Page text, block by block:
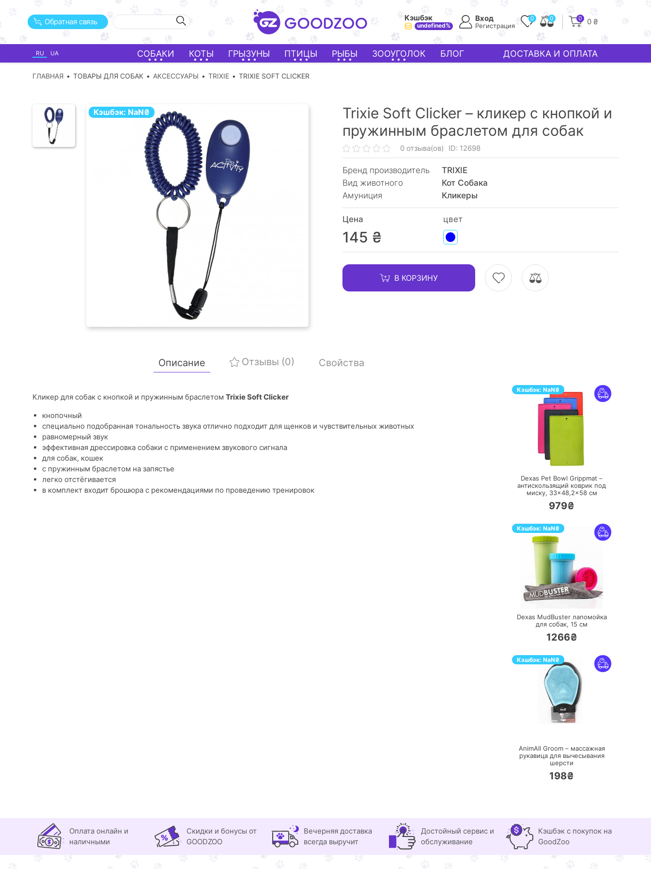
Обратная связь Кэшбэк
undefined%
Вход
Регистрация
0 0 0 0 ₴
RU UA СОБАКИ КОТЫ ГРЫЗУНЫ ПТИЦЫ РЫБЫ ЗООУГОЛОК БЛОГ ДОСТАВКА И ОПЛАТА
ГЛАВНАЯ ТОВАРЫ ДЛЯ СОБАК АКСЕССУАРЫ TRIXIE TRIXIE SOFT CLICKER
Кэшбэк: NaN₴
Trixie Soft Clicker – кликер с кнопкой и
пружинным браслетом для собак
0 отзыва(ов) ID: 12698
Бренд производитель
TRIXIE
Вид животного
Кот Собака
Амуниция
Кликеры
Цена
145 ₴
цвет
В КОРЗИНУ
Описание Отзывы (0) Свойства
Кликер для собак с кнопкой и пружинным браслетом Trixie Soft Clicker
кнопочный
специально подобранная тональность звука отлично подходит для щенков и чувствительных животных
равномерный звук
эффективная дрессировка собаки с применением звукового сигнала
для собак, кошек
с пружинным браслетом на запястье
легко отстёгивается
в комплект входит брошюра с рекомендациями по проведению тренировок
Кэшбэк: NaN₴
ПЕРЕЙТИ
Dexas Pet Bowl Grippmat –
антискользящий коврик под
миску, 33×48,2×58 см
979₴
Кэшбэк: NaN₴
ПЕРЕЙТИ
Dexas MudBuster лапомойка
для собак, 15 см
1266₴
Кэшбэк: NaN₴
AnimAll Groom – массажная
рукавица для вычесывания
шерсти
198₴
Оплата онлайн и
наличными
Скидки и бонусы от
GOODZOO
Вечерняя доставка
всегда выручит
Достойный сервис и
обслуживание
Кэшбэк с покупок на
GoodZoo